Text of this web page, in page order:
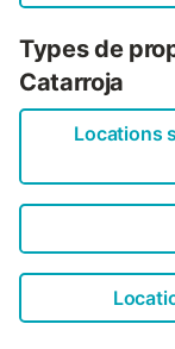
Types de
Catarroja
Locations